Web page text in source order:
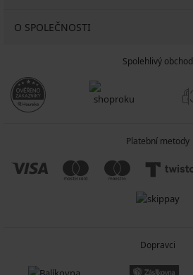
O SPOLEČNOSTI
Spolehlivý obchod
Platební metody
Dopravci